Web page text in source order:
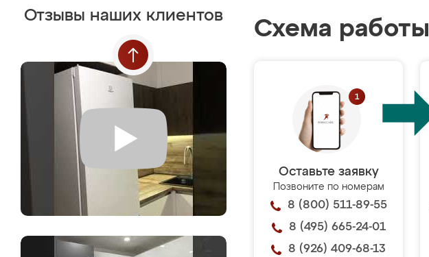
Отзывы наших клиентов
Схема работы
Оставьте заявку
Позвоните по номерам
8 (800) 511-89-55
8 (495) 665-24-01
8 (926) 409-68-13